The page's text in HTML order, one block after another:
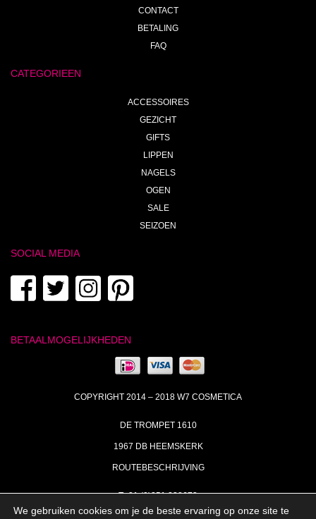
CONTACT
BETALING
FAQ
CATEGORIEEN
ACCESSOIRES
GEZICHT
GIFTS
LIPPEN
NAGELS
OGEN
SALE
SEIZOEN
SOCIAL MEDIA
BETAALMOGELIJKHEDEN
COPYRIGHT 2014 – 2018 W7 COSMETICA
DE TROMPET 1610
1967 DB HEEMSKERK
ROUTEBESCHRIJVING
T+31 (0)251 238673
MA | DI | DO VAN 09:00 – 17:00
We gebruiken cookies om je de beste ervaring op onze site te